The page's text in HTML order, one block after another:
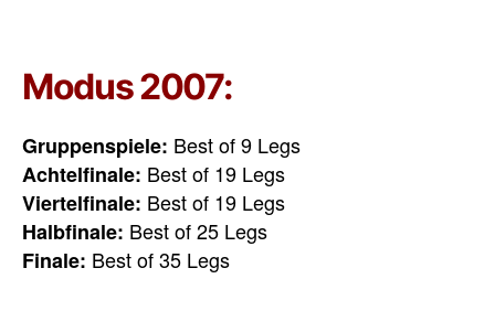
Modus 2007:
Gruppenspiele: Best of 9 Legs
Achtelfinale: Best of 19 Legs
Viertelfinale: Best of 19 Legs
Halbfinale: Best of 25 Legs
Finale: Best of 35 Legs